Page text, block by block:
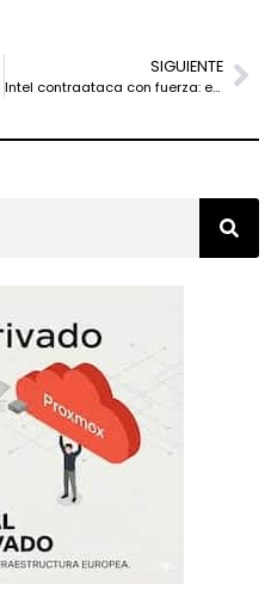
SIGUIENTE
Intel contraataca con fuerza: el nodo 14A con EUV High-NA marca el inicio de su asalto definitivo a TSMC